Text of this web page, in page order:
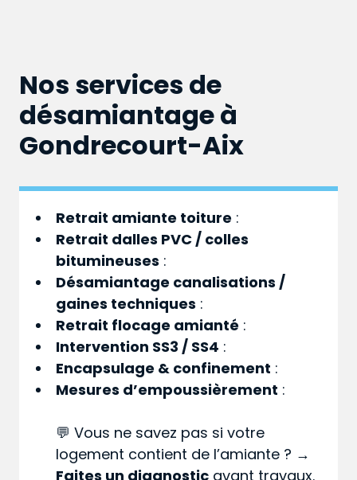
Nos services de
désamiantage à
Gondrecourt-Aix
Retrait amiante toiture :
Retrait dalles PVC / colles
bitumineuses :
Désamiantage canalisations /
gaines techniques :
Retrait flocage amianté :
Intervention SS3 / SS4 :
Encapsulage & confinement :
Mesures d’empoussièrement :
💬 Vous ne savez pas si votre
logement contient de l’amiante ? →
Faites un diagnostic avant travaux.